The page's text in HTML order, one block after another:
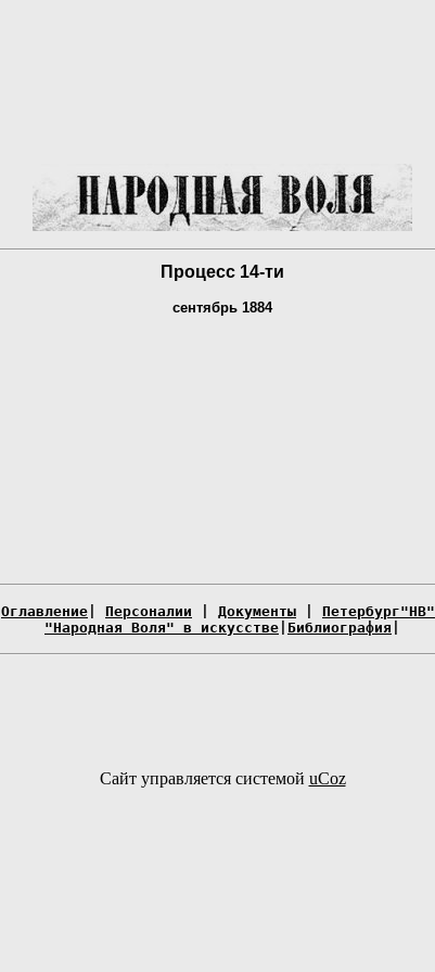
Процесс 14-ти
сентябрь 1884
Оглавление Персоналии Документы Петербург"НВ"
"Народная Воля" в искусстве Библиография
Сайт управляется системой uCoz